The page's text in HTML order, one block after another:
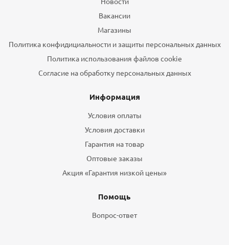
Вакансии
Магазины
Политика конфидициальности и защиты персональных данных
Политика использования файлов cookie
Согласие на обработку персональных данных
Информация
Условия оплаты
Условия доставки
Гарантия на товар
Оптовые заказы
Акция «Гарантия низкой цены»
Помощь
Вопрос-ответ